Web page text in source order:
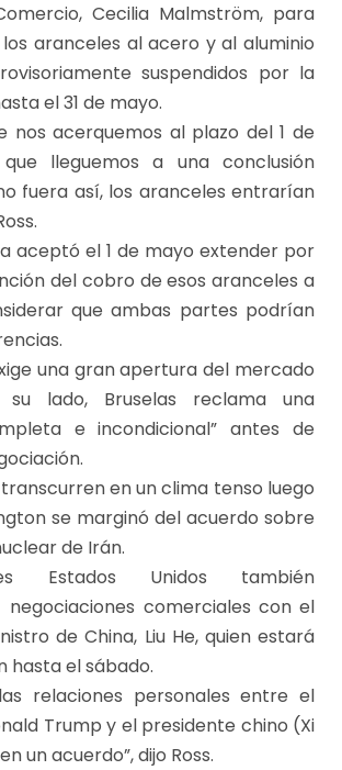
Cecilia Malmström, para
aranceles al acero y al aluminio
suspendidos por la
el 31 de mayo.
nos acerquemos al plazo del 1 de
lleguemos a una conclusión
fuera así, los aranceles entrarían
aceptó el 1 de mayo extender por
del cobro de esos aranceles a
que ambas partes podrían
una gran apertura del mercado
su lado, Bruselas reclama una
e incondicional” antes de
en un clima tenso luego
se marginó del acuerdo sobre
de Irán.
Estados Unidos también
comerciales con el
de China, Liu He, quien estará
hasta el sábado.
relaciones personales entre el
Trump y el presidente chino (Xi
un acuerdo”, dijo Ross.